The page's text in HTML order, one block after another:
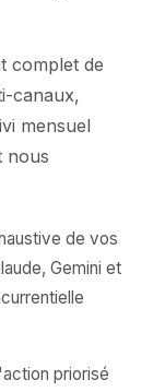
complet de
canaux,
mensuel
nous
de vos
Gemini et
priorisé